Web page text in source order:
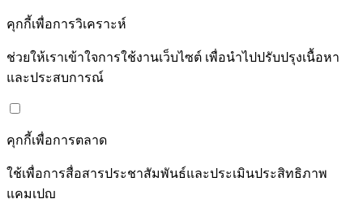
คุกกี้เพื่อการวิเคราะห์
ช่วยให้เราเข้าใจการใช้งานเว็บไซต์ เพื่อนำไปปรับปรุงเนื้อหา
และประสบการณ์
คุกกี้เพื่อการตลาด
ใช้เพื่อการสื่อสารประชาสัมพันธ์และประเมินประสิทธิภาพ
แคมเปญ